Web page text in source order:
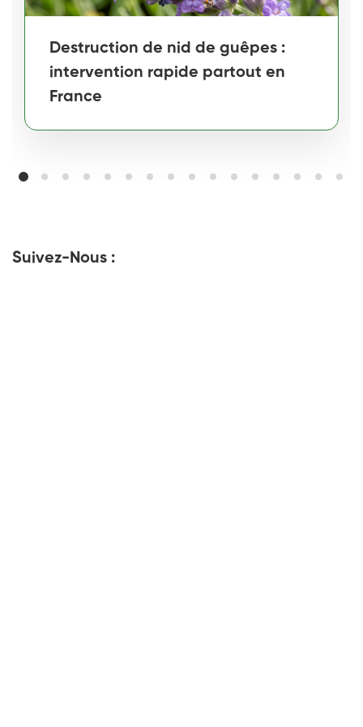
Destruction de nid de guêpes :
intervention rapide partout en
France
Suivez-Nous :